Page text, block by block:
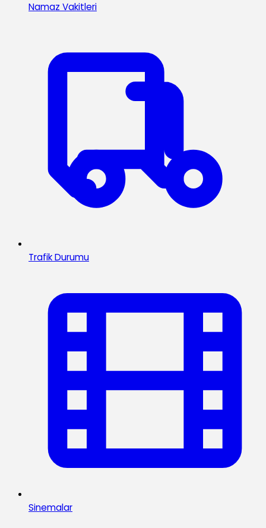
Namaz Vakitleri
Trafik Durumu
Sinemalar